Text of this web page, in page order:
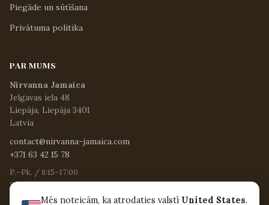
Mēs noteicām, ka atrodaties valstī United States.
Piegāde un sūtīšana
Privātuma politika
PAR MUMS
Nirvanna Jamaica
Jelgavas iela 48
Liepāja, Liepāja 3401
Latvia
contact@nirvanna-jamaica.com
+371 63 42 15 78
P.–Pk. / 8:15–17:00
S. / 8:30–12:30
Sv. un svētku dienās / Slēgts